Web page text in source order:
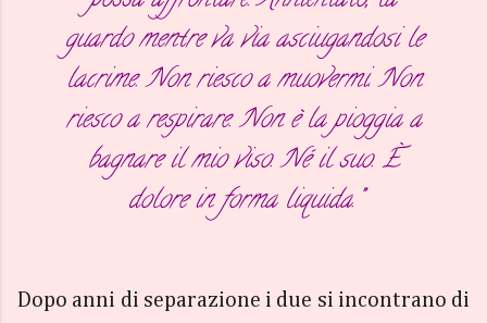
guardo mentre va via asciugandosi le
lacrime. Non riesco a muovermi. Non
riesco a respirare. Non è la pioggia a
bagnare il mio viso. Né il suo. È
dolore in forma liquida.”
Dopo anni di separazione i due si incontrano di